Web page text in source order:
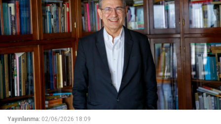
Yayınlanma: 02/06/2026 18:09